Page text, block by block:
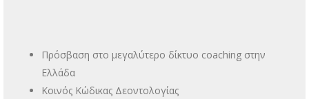
Πρόσβαση στο μεγαλύτερο δίκτυο coaching στην
Ελλάδα
Κοινός Κώδικας Δεοντολογίας